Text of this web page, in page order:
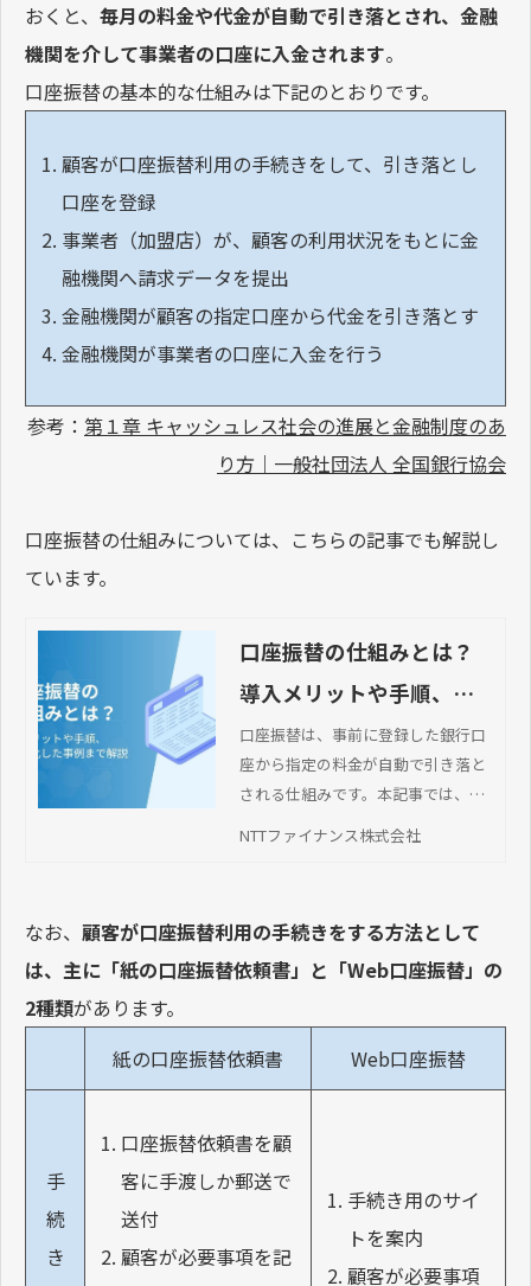
おくと、 毎月の料金や代金が自動で引き落とされ、金融
機関を介して事業者の口座に入金されます。
口座振替の基本的な仕組みは下記のとおりです。
顧客が口座振替利用の手続きをして、引き落とし
口座を登録
事業者（加盟店）が、顧客の利用状況をもとに金
融機関へ請求データを提出
金融機関が顧客の指定口座から代金を引き落とす
金融機関が事業者の口座に入金を行う
参考： 第１章 キャッシュレス社会の進展と金融制度のあ
り方｜一般社団法人 全国銀行協会
口座振替の仕組みについては、こちらの記事でも解説し
ています。
口座振替の仕組みとは？
導入メリットや手順、効
率化した事例まで解説
口座振替は、事前に登録した銀行口
座から指定の料金が自動で引き落と
される仕組みです。本記事では、口
座振替の仕組みや相性がよい業種、
NTTファイナンス株式会社
なお、 顧客が口座振替利用の手続きをする方法として
は、主に「紙の口座振替依頼書」と「Web口座振替」の
2種類があります。
紙の口座振替依頼書
Web口座振替
手
続
き
口座振替依頼書を顧
客に手渡しか郵送で
送付
顧客が必要事項を記
手続き用のサイ
トを案内
顧客が必要事項